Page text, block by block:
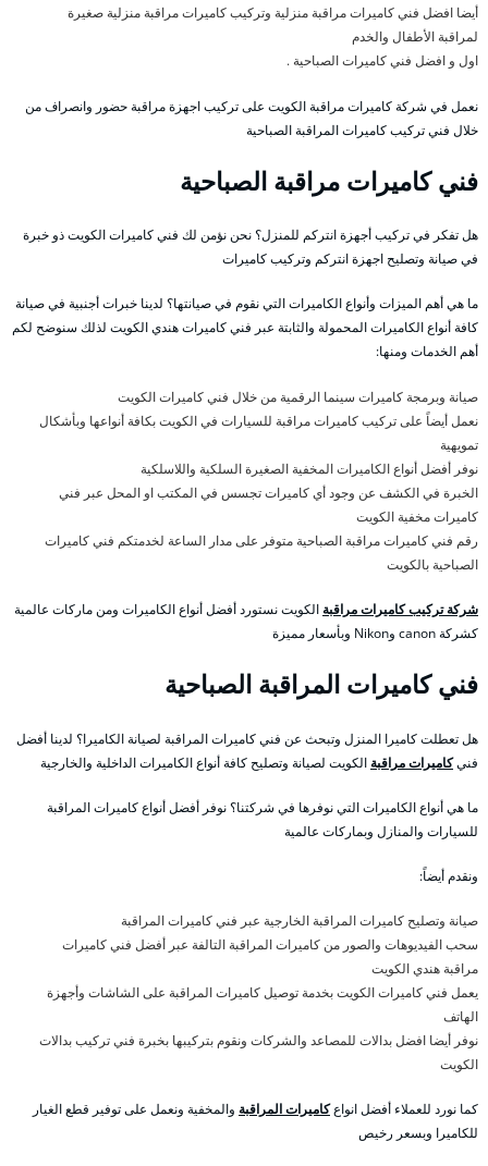
أيضا افضل فني كاميرات مراقبة منزلية وتركيب كاميرات مراقبة منزلية صغيرة
لمراقبة الأطفال والخدم
اول و افضل فني كاميرات الصباحية .
نعمل في شركة كاميرات مراقبة الكويت على تركيب اجهزة مراقبة حضور وانصراف من
خلال فني تركيب كاميرات المراقبة الصباحية
فني كاميرات مراقبة الصباحية
هل تفكر في تركيب أجهزة انتركم للمنزل؟ نحن نؤمن لك فني كاميرات الكويت ذو خبرة
في صيانة وتصليح اجهزة انتركم وتركيب كاميرات
ما هي أهم الميزات وأنواع الكاميرات التي نقوم في صيانتها؟ لدينا خبرات أجنبية في صيانة
كافة أنواع الكاميرات المحمولة والثابتة عبر فني كاميرات هندي الكويت لذلك سنوضح لكم
أهم الخدمات ومنها:
صيانة وبرمجة كاميرات سينما الرقمية من خلال فني كاميرات الكويت
نعمل أيضاً على تركيب كاميرات مراقبة للسيارات في الكويت بكافة أنواعها وبأشكال
تمويهية
نوفر أفضل أنواع الكاميرات المخفية الصغيرة السلكية واللاسلكية
الخبرة في الكشف عن وجود أي كاميرات تجسس في المكتب او المحل عبر فني
كاميرات مخفية الكويت
رقم فني كاميرات مراقبة الصباحية متوفر على مدار الساعة لخدمتكم فني كاميرات
الصباحية بالكويت
شركة تركيب كاميرات مراقبة الكويت نستورد أفضل أنواع الكاميرات ومن ماركات عالمية
كشركة canon وNikon وبأسعار مميزة
فني كاميرات المراقبة الصباحية
هل تعطلت كاميرا المنزل وتبحث عن فني كاميرات المراقبة لصيانة الكاميرا؟ لدينا أفضل
فنيكاميرات مراقبة الكويت لصيانة وتصليح كافة أنواع الكاميرات الداخلية والخارجية
ما هي أنواع الكاميرات التي نوفرها في شركتنا؟ نوفر أفضل أنواع كاميرات المراقبة
للسيارات والمنازل وبماركات عالمية
ونقدم أيضاً:
صيانة وتصليح كاميرات المراقبة الخارجية عبر فني كاميرات المراقبة
سحب الفيديوهات والصور من كاميرات المراقبة التالفة عبر أفضل فني كاميرات
مراقبة هندي الكويت
يعمل فني كاميرات الكويت بخدمة توصيل كاميرات المراقبة على الشاشات وأجهزة
الهاتف
نوفر أيضا افضل بدالات للمصاعد والشركات ونقوم بتركيبها بخبرة فني تركيب بدالات
الكويت
كما نورد للعملاء أفضل انواعكاميرات المراقبة والمخفية ونعمل على توفير قطع الغيار
للكاميرا وبسعر رخيص